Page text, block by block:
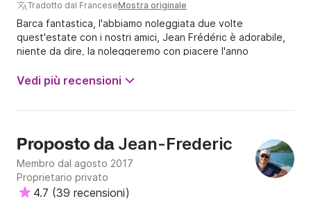
Tradotto dal FranceseMostra originale
Barca fantastica, l'abbiamo noleggiata due volte
quest'estate con i nostri amici, Jean Frédéric è adorabile,
niente da dire, la noleggeremo con piacere l'anno
Vedi più recensioni
Proposto da Jean-Frederic
Membro dal agosto 2017
Proprietario privato
4.7 (39 recensioni)